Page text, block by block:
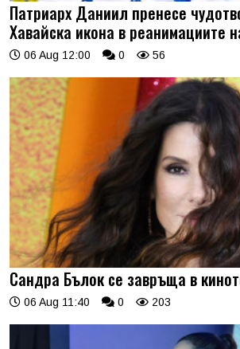
Патриарх Даниил пренесе
Хавайска икона в реанимациите
06 Aug 12:00 0 56
Сандра Бълок се завръща в
06 Aug 11:40 0 203